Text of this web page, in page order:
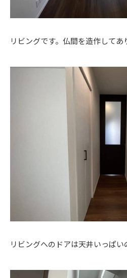
リビングです。仏間を造作してあ
リビングへのドアは天井いっぱい